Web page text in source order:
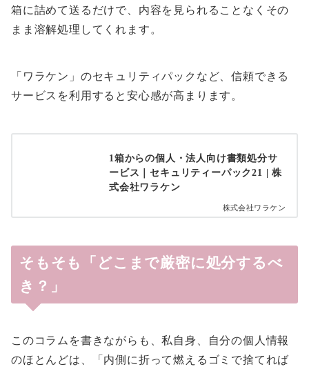
箱に詰めて送るだけで、内容を見られることなくその
まま溶解処理してくれます。
「ワラケン」のセキュリティパックなど、信頼できる
サービスを利用すると安心感が高まります。
1箱からの個人・法人向け書類処分サ
ービス｜セキュリティーパック21 | 株
式会社ワラケン
株式会社ワラケン
そもそも「どこまで厳密に処分するべ
き？」
このコラムを書きながらも、私自身、自分の個人情報
のほとんどは、「内側に折って燃えるゴミで捨てれば